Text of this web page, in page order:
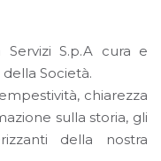
Servizi S.p.A cura e
Società.
chiarezza
sulla storia, gli
della nostra